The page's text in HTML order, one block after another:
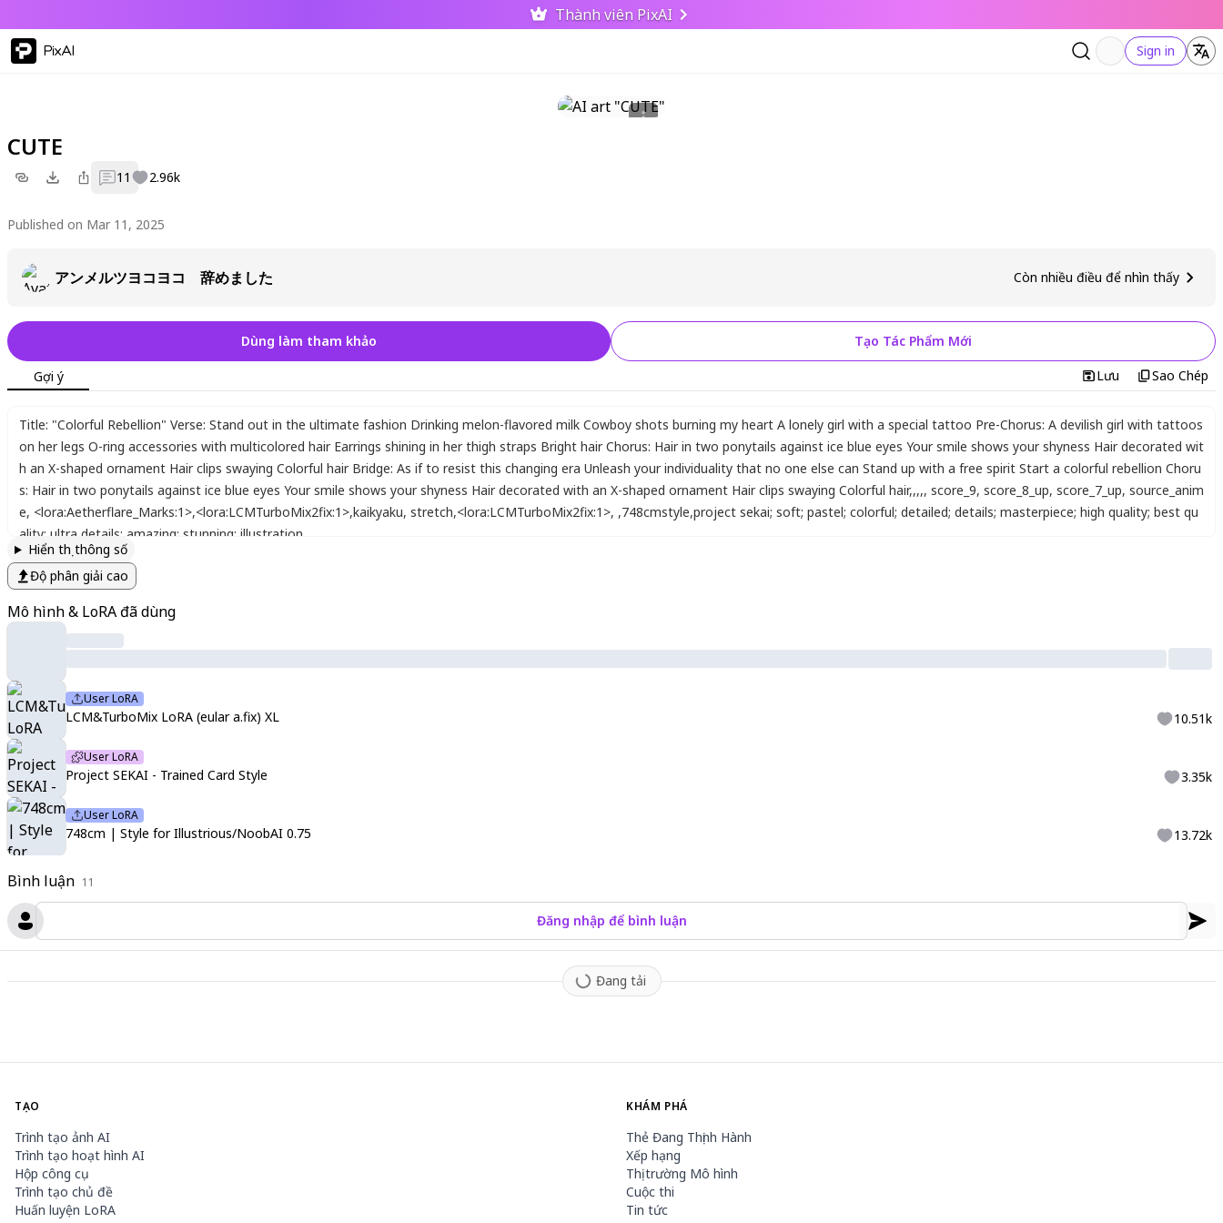
Thành viên PixAI
PixAI Sign in
CUTE
11 2.96k
Published on Mar 11, 2025
アンメルツヨコヨコ 辞めました Còn nhiều điều để nhìn thấy
Bình luận 11
Đăng nhập để bình luận
Đang tải
Dùng làm tham khảo Tạo Tác Phẩm Mới
Gợi ý Lưu Sao Chép
Title: "Colorful Rebellion" Verse: Stand out in the ultimate fashion Drinking melon-flavored milk Cowboy shots burning my heart A lonely girl with a special tattoo Pre-Chorus: A devilish girl with tattoos
on her legs O-ring accessories with multicolored hair Earrings shining in her thigh straps Bright hair Chorus: Hair in two ponytails against ice blue eyes Your smile shows your shyness Hair decorated wit
h an X-shaped ornament Hair clips swaying Colorful hair Bridge: As if to resist this changing era Unleash your individuality that no one else can Stand up with a free spirit Start a colorful rebellion Choru
s: Hair in two ponytails against ice blue eyes Your smile shows your shyness Hair decorated with an X-shaped ornament Hair clips swaying Colorful hair,,,,, score_9, score_8_up, score_7_up, source_anim
e, <lora:Aetherflare_Marks:1>,<lora:LCMTurboMix2fix:1>,kaikyaku, stretch,<lora:LCMTurboMix2fix:1>, ,748cmstyle,project sekai; soft; pastel; colorful; detailed; details; masterpiece; high quality; best qu
ality; ultra details; amazing; stunning; illustration
Hiển thị thông số
Độ phân giải cao
Mô hình & LoRA đã dùng
User LoRA
LCM&TurboMix LoRA (eular a.fix) XL 10.51k
User LoRA
Project SEKAI - Trained Card Style 3.35k
User LoRA
748cm | Style for Illustrious/NoobAI 0.75 13.72k
TẠO
Trình tạo ảnh AI
Trình tạo hoạt hình AI
Hộp công cụ
Trình tạo chủ đề
Huấn luyện LoRA
KHÁM PHÁ
Thẻ Đang Thịnh Hành
Xếp hạng
Thị trường Mô hình
Cuộc thi
Tin tức